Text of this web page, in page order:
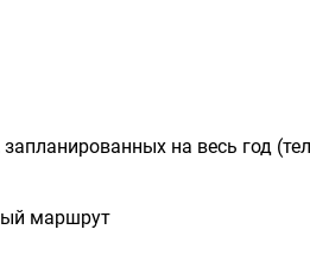
на весь год
маршрут